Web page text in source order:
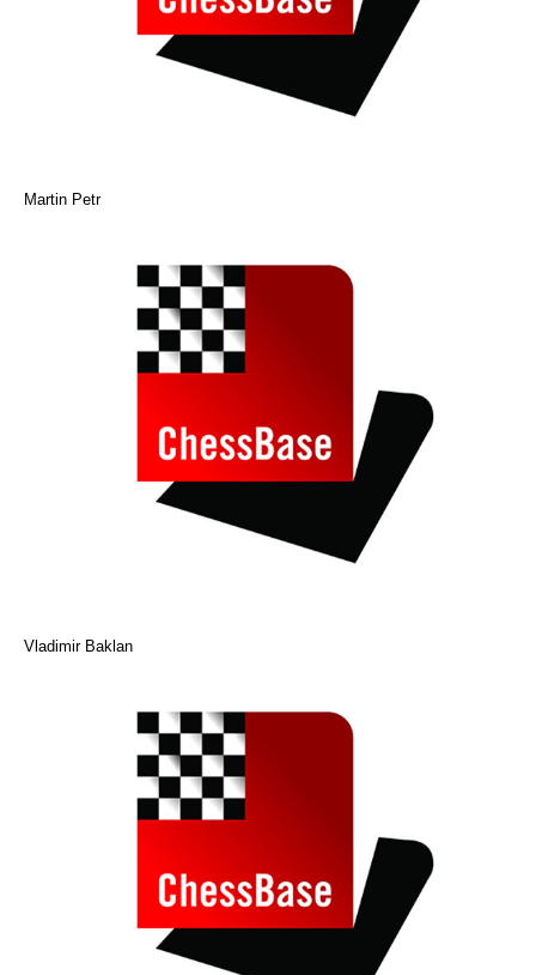
Martin Petr
Vladimir Baklan